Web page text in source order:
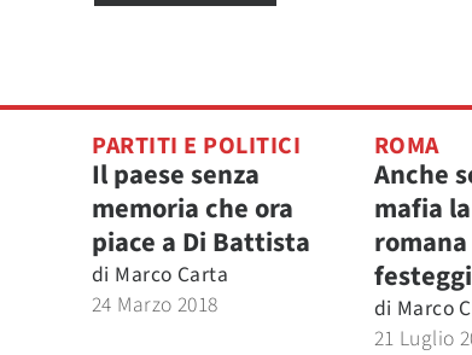
PARTITI E POLITICI
Il paese senza
memoria che ora
piace a Di Battista
di Marco Carta
24 Marzo 2018
ROMA
Anche
mafia
di Marco
21 Luglio